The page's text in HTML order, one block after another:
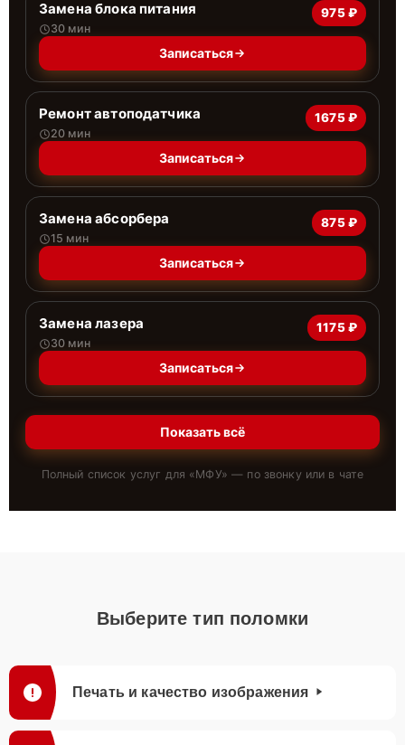
Замена блока питания
30 мин
975 ₽
Записаться
Ремонт автоподатчика
20 мин
1675 ₽
Записаться
Замена абсорбера
15 мин
875 ₽
Записаться
Замена лазера
30 мин
1175 ₽
Записаться
Показать всё
Полный список услуг для «МФУ» — по звонку или в чате
Выберите тип поломки
Печать и качество изображения